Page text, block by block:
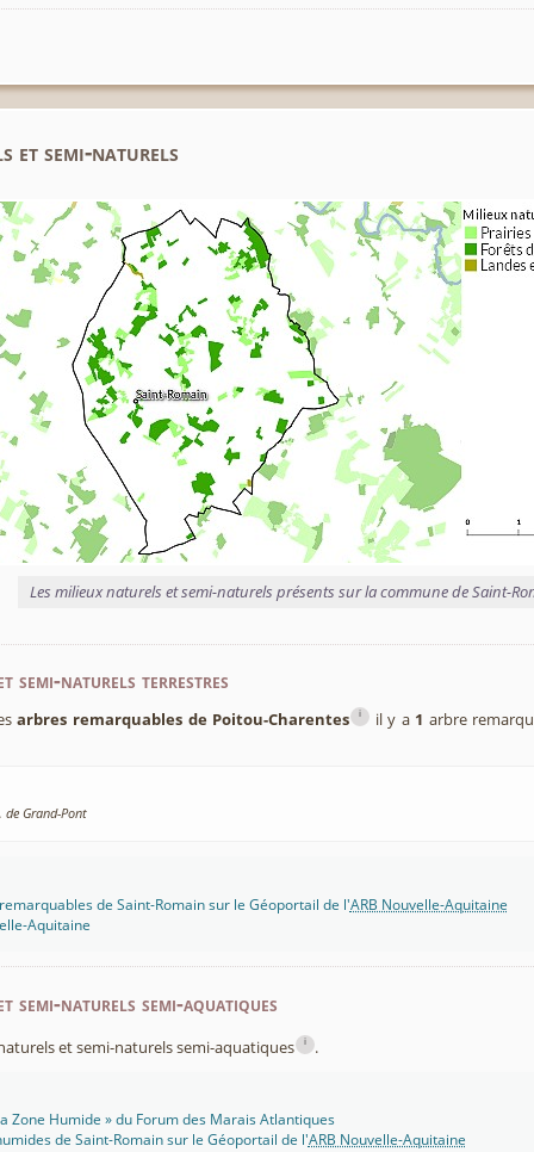
et semi-naturels
Les milieux naturels et semi-naturels présents sur la commune de Saint-
semi-naturels terrestres
arbres remarquables de Poitou-Charentes i il y a 1 arbre
de Grand-Pont
de Saint-Romain sur le Géoportail de l'ARB Nouvelle-Aquitaine
Aquitaine
naturels semi-aquatiques
et semi-naturels semi-aquatiques i .
Zone Humide » du Forum des Marais Atlantiques
de Saint-Romain sur le Géoportail de l'ARB Nouvelle-Aquitaine